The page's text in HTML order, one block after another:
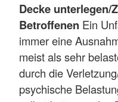
Decke unterlegen/
Betroffenen Ein
immer eine
meist als sehr
durch die
psychische